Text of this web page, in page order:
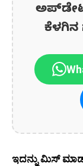
ಕೆಳಗಿನ
ಇದನ್ನು ಮಿಸ್‌